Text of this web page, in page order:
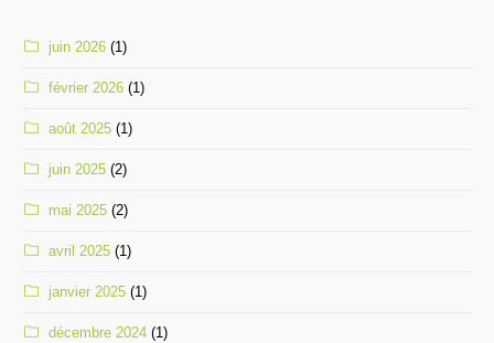
juin 2026 (1)
février 2026 (1)
août 2025 (1)
juin 2025 (2)
mai 2025 (2)
avril 2025 (1)
janvier 2025 (1)
décembre 2024 (1)